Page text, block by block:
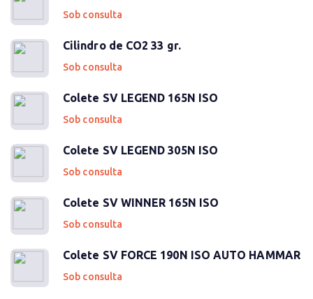
Sob consulta
Cilindro de CO2 33 gr.
Sob consulta
Colete SV LEGEND 165N ISO
Sob consulta
Colete SV LEGEND 305N ISO
Sob consulta
Colete SV WINNER 165N ISO
Sob consulta
Colete SV FORCE 190N ISO AUTO HAMMAR
Sob consulta